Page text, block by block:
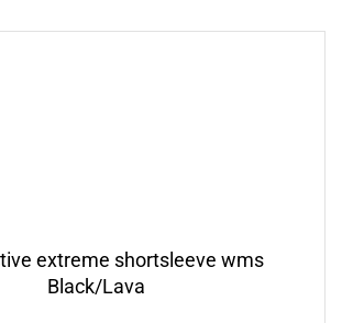
extreme shortsleeve wms
Black/Lava